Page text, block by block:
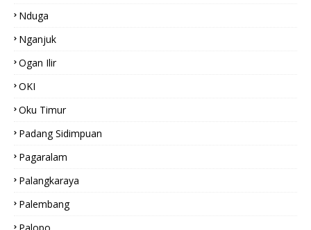
Nduga
Nganjuk
Ogan Ilir
OKI
Oku Timur
Padang Sidimpuan
Pagaralam
Palangkaraya
Palembang